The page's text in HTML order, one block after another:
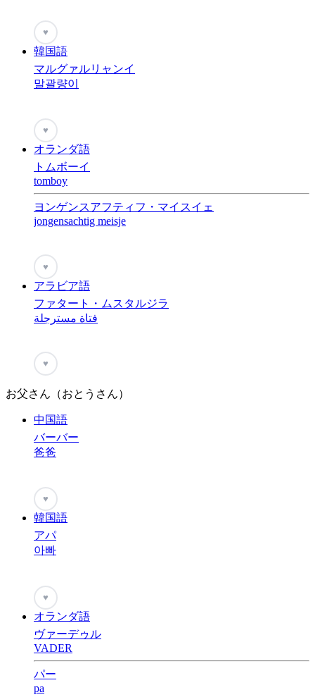
♥
韓国語
マルグァルリャンイ
말괄량이
♥
オランダ語
トムボーイ
tomboy
ヨンゲンスアフティフ・マイスイェ
jongensachtig meisje
♥
アラビア語
ファタート・ムスタルジラ
فتاة مسترجلة
♥
お父さん（おとうさん）
中国語
バーバー
爸爸
♥
韓国語
アパ
아빠
♥
オランダ語
ヴァーデゥル
VADER
パー
pa